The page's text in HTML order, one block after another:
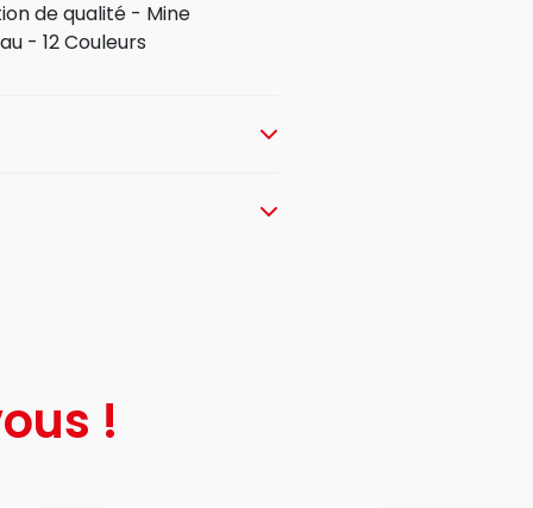
de qualité - Mine
- 12 Couleurs
!